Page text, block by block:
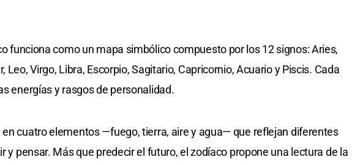
funciona como un mapa simbólico compuesto por los 12 signos: Aries,
Leo, Virgo, Libra, Escorpio, Sagitario, Capricornio, Acuario y Piscis. Cada
energías y rasgos de personalidad.
en cuatro elementos —fuego, tierra, aire y agua— que reflejan diferentes
y pensar. Más que predecir el futuro, el zodíaco propone una lectura de la